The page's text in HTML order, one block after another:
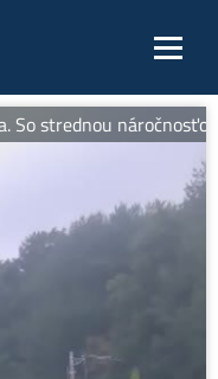
strednou